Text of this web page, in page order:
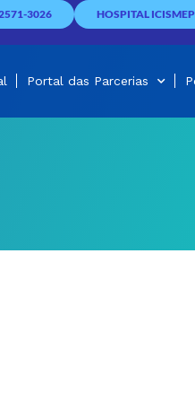
3026 HOSPITAL
Portal das Parcerias